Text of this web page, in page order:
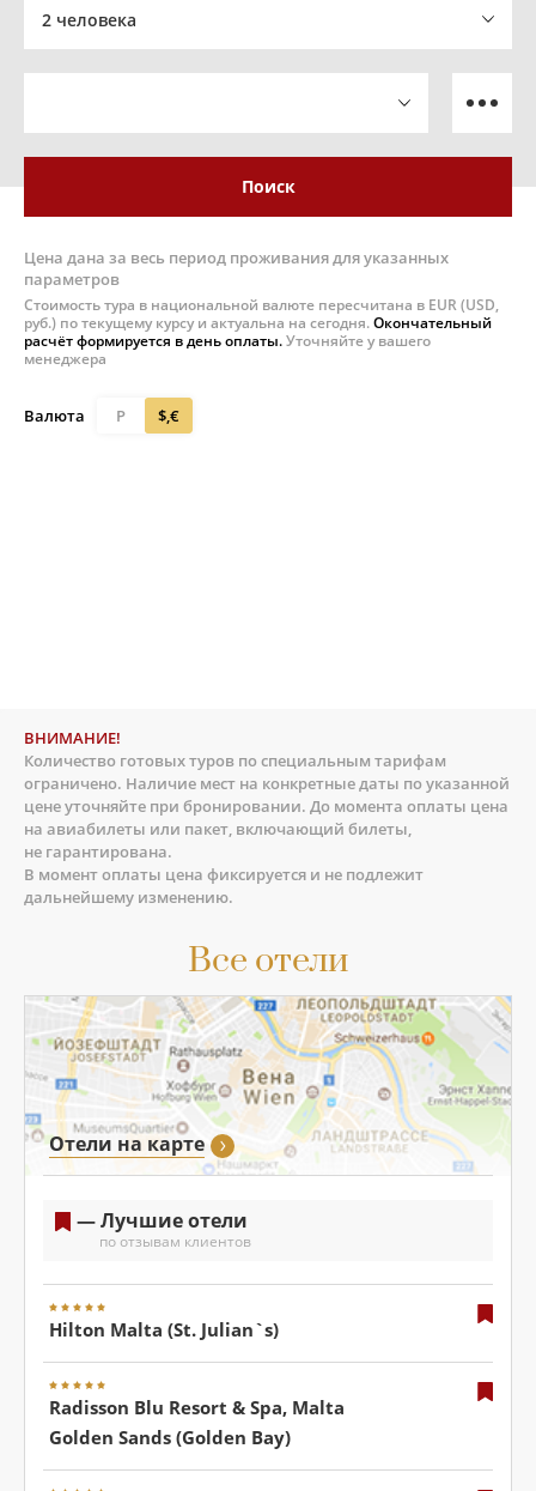
Все отели
Отели на карте
— Лучшие отели
по отзывам клиентов
Hilton Malta (St. Julian`s)
Radisson Blu Resort & Spa, Malta
Golden Sands (Golden Bay)
2 человека
Поиск
Цена дана за весь период проживания для указанных
параметров
Стоимость тура в национальной валюте пересчитана в EUR (USD,
руб.) по текущему курсу и актуальна на сегодня.Окончательный
расчёт формируется в день оплаты.Уточняйте у вашего
менеджера
Валюта Р $,€
ВНИМАНИЕ!
Количество готовых туров по специальным тарифам
ограничено. Наличие мест на конкретные даты по указанной
цене уточняйте при бронировании. До момента оплаты цена
на авиабилеты или пакет, включающий билеты,
не гарантирована.
В момент оплаты цена фиксируется и не подлежит
дальнейшему изменению.